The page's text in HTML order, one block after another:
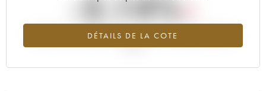
DÉTAILS DE LA COTE
Tendance à la baisse du millésime 2012 en 2026 par rapport à